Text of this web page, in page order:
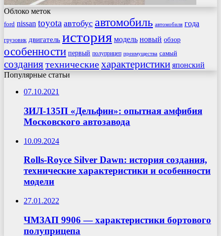
Облоко меток
ford nissan toyota автобус автомобиль автомобиля года
грузовик двигатель история модель новый обзор
особенности первый полуприцеп преимущества самый
созданиятехническиехарактеристики японский
Популярные статьи
07.10.2021
ЗИЛ-135П «Дельфин»: опытная амфибия
Московского автозавода
10.09.2024
Rolls-Royce Silver Dawn: история создания,
технические характеристики и особенности
модели
27.01.2022
ЧМЗАП 9906 — характеристики бортового
полуприцепа